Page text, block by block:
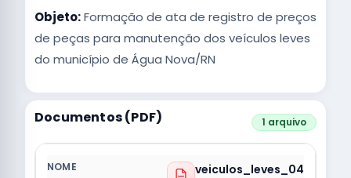
Objeto:Formação de ata de registro de preços
de peças para manutenção dos veículos leves
do município de Água Nova/RN
Documentos (PDF) 1 arquivo
veiculos_leves_04